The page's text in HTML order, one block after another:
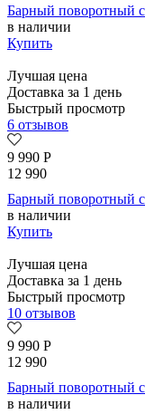
Барный поворотный
в наличии
Купить
Лучшая цена
Доставка за 1 день
Быстрый просмотр
6 отзывов
9 990 Р
12 990
Барный поворотный
в наличии
Купить
Лучшая цена
Доставка за 1 день
Быстрый просмотр
10 отзывов
9 990 Р
12 990
Барный поворотный
в наличии